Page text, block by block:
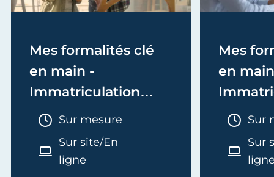
Mes formalités clé
en main -
Immatriculation
(EI/Micro-entreprise
ou réel)
Durée :
Sur mesure
Sur site/En
ligne
Mes
en
Sur
Sur